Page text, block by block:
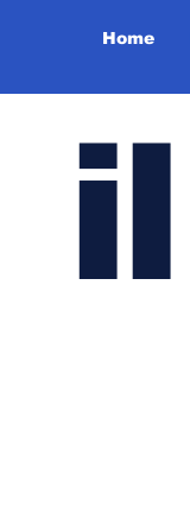
Home
il